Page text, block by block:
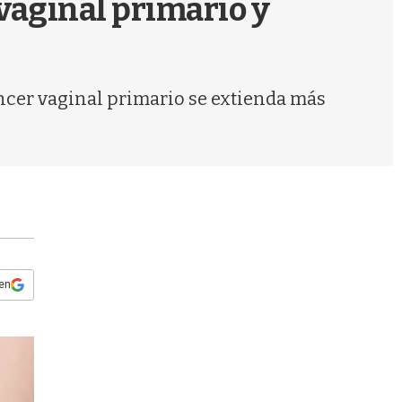
primario y
vaginal primario se extienda más